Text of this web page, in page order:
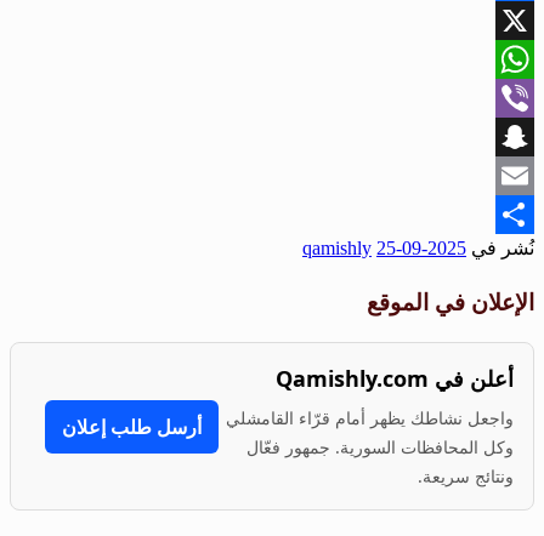
Facebook
X
WhatsApp
Viber
Snapchat
Email
Share
نُشر في 2025-09-25
qamishly
الإعلان في الموقع
أعلن في Qamishly.com
واجعل نشاطك يظهر أمام قرّاء القامشلي
وكل المحافظات السورية. جمهور فعّال
ونتائج سريعة.
أرسل طلب إعلان